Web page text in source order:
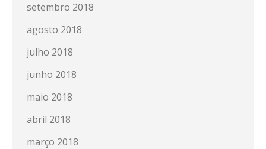
setembro 2018
agosto 2018
julho 2018
junho 2018
maio 2018
abril 2018
março 2018